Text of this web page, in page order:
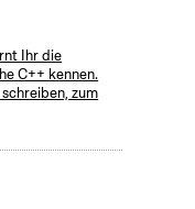
Ihr die
C++ kennen.
zum